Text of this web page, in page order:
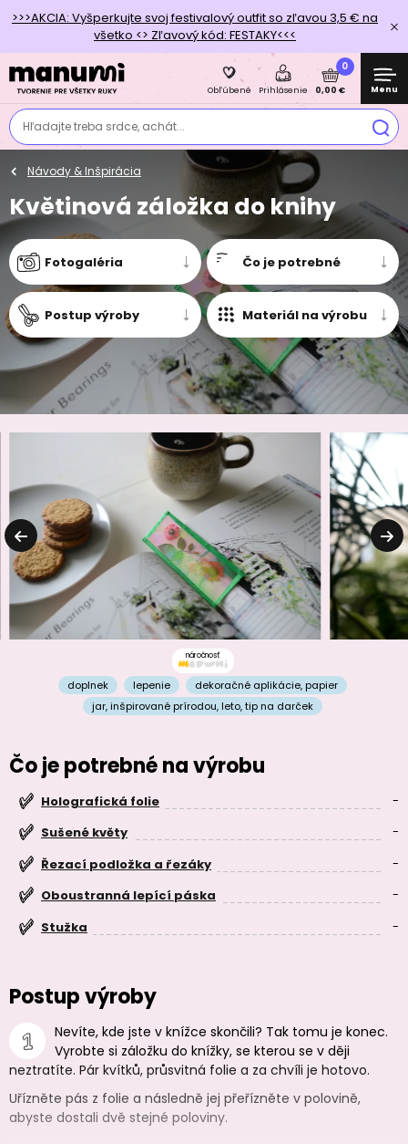
>>>AKCIA: Vyšperkujte svoj festivalový outfit so zľavou 3,5 € na
všetko <> Zľavový kód: FESTAKY<<<
Hľadajte treba srdce, achát...
Obľúbené Prihlásenie
0
0,00 € Menu
Návody & Inšpirácia
Květinová záložka do knihy
Fotogaléria Čo je potrebné
Postup výroby Materiál na výrobu
náročnosť
doplnek lepenie dekoračné aplikácie, papier
jar,inšpirované prírodou, leto,tip na darček
Čo je potrebné na výrobu
Holografická folie
-
Sušené květy
-
Řezací podložka a řezáky
-
Oboustranná lepící páska
-
Stužka
-
Postup výroby
Nevíte, kde jste v knížce skončili? Tak tomu je konec.
Vyrobte si záložku do knížky, se kterou se v ději
neztratíte. Pár kvítků, průsvitná folie a za chvíli je hotovo.
Uřízněte pás z folie a následně jej přeřízněte v polovině,
abyste dostali dvě stejné poloviny.